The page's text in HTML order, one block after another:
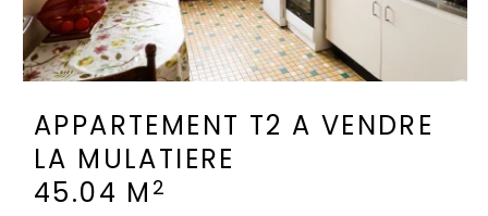
APPARTEMENT T2 A VENDRE
LA MULATIERE
45.04 M 2